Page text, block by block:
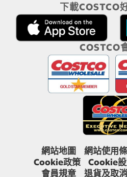
下載COSTCO
COSTCO
網站地圖 網站使用
Cookie政策
Cookie
會員規章
退貨及取